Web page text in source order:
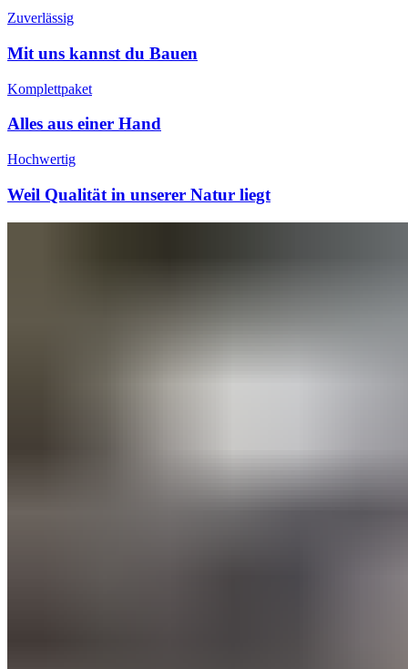
Zuverlässig
Mit uns kannst du Bauen
Komplettpaket
Alles aus einer Hand
Hochwertig
Weil Qualität in unserer Natur liegt